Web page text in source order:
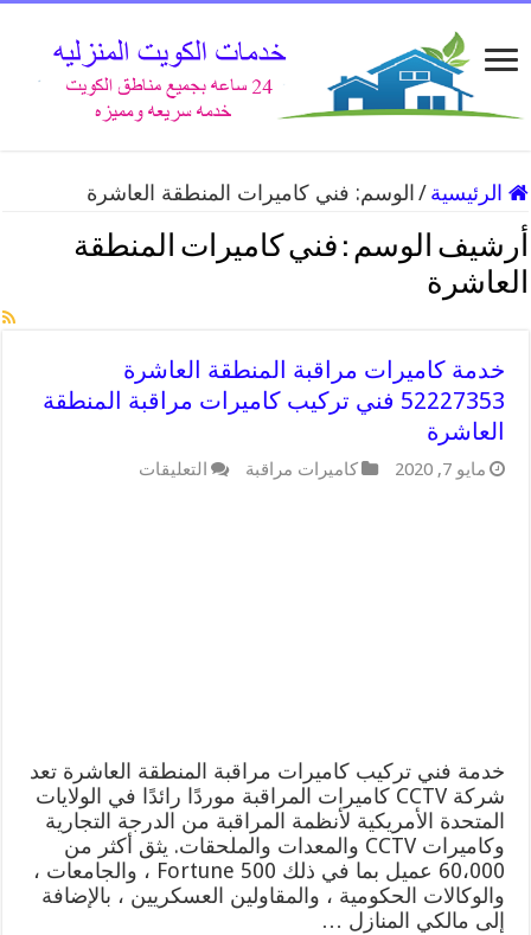
الرئيسية / الوسم: فني كاميرات المنطقة العاشرة
أرشيف الوسم : فني كاميرات المنطقة
العاشرة
خدمة كاميرات مراقبة المنطقة العاشرة
52227353 فني تركيب كاميرات مراقبة المنطقة
العاشرة
مايو 7, 2020 كاميرات مراقبة التعليقات
خدمة فني تركيب كاميرات مراقبة المنطقة العاشرة تعد
شركة CCTV كاميرات المراقبة موردًا رائدًا في الولايات
المتحدة الأمريكية لأنظمة المراقبة من الدرجة التجارية
وكاميرات CCTV والمعدات والملحقات. يثق أكثر من
60،000 عميل بما في ذلك Fortune 500 ، والجامعات ،
والوكالات الحكومية ، والمقاولين العسكريين ، بالإضافة
إلى مالكي المنازل …